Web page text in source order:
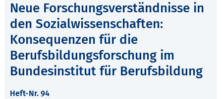
Neue Forschungsverständnisse in
den Sozialwissenschaften:
Konsequenzen für die
Berufsbildungsforschung im
Bundesinstitut für Berufsbildung
Heft-Nr. 94